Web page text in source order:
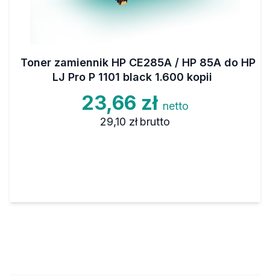
Toner zamiennik HP CE285A / HP 85A do HP
LJ Pro P 1101 black 1.600 kopii
23,66 zł netto
29,10 zł brutto